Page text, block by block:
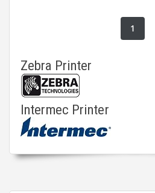
1
Zebra Printer
Intermec Printer